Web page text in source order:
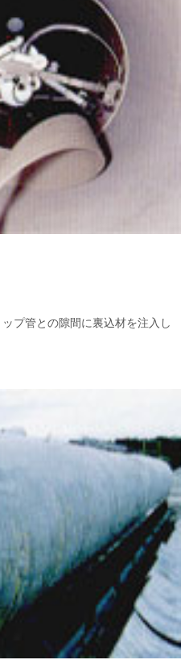
プ管との隙間に裏込材を注入し